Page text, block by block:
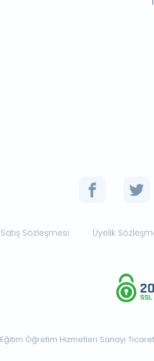
Sözleşmesi Üyelik
Eğitim Öğretim Hizmetleri Sanayi Ticaret